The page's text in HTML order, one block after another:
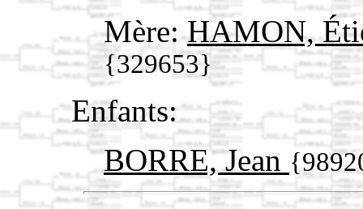
Mère:HAMON,
{329653}
Enfants:
BORRE, Jean